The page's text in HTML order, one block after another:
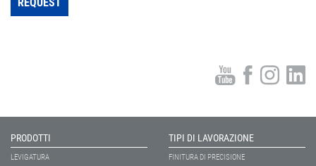
REQUEST
PRODOTTI
LEVIGATURA
TIPI DI LAVORAZIONE
FINITURA DI PRECISIONE